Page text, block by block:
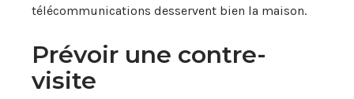
télécommunications desservent bien la maison.
Prévoir une contre-
visite